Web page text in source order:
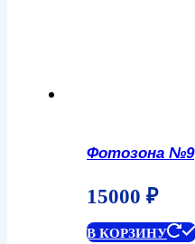
Фотозона №9
15000 ₽
В КОРЗИНУ